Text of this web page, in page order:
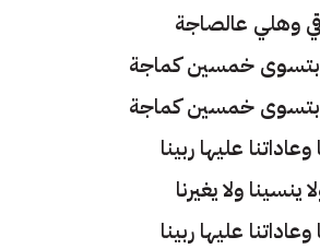
وهلي عالصاجة
بتسوى خمسين كماجة
بتسوى خمسين كماجة
عليها ربينا
ينسينا ولا يغيرنا
عليها ربينا